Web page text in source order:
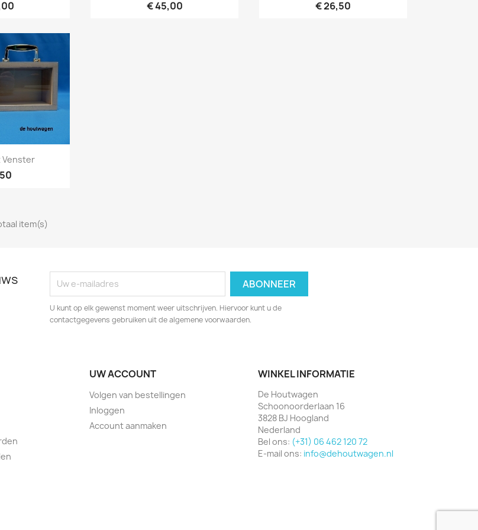
€ 45,00 € 26,50
Venster
item(s)
U kunt op elk gewenst moment weer uitschrijven. Hiervoor kunt u de
contactgegevens gebruiken uit de algemene voorwaarden.
UW ACCOUNT
Volgen van bestellingen
Inloggen
Account aanmaken
WINKEL INFORMATIE
De Houtwagen
Schoonoorderlaan 16
3828 BJ Hoogland
Nederland
Bel ons: (+31) 06 462 120 72
E-mail ons: info@dehoutwagen.nl